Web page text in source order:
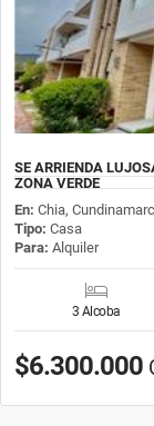
SE ARRIENDA
ZONA VERDE
En: Chia,
Tipo: Casa
Para: Alquiler
3 Alcoba
$6.300.000